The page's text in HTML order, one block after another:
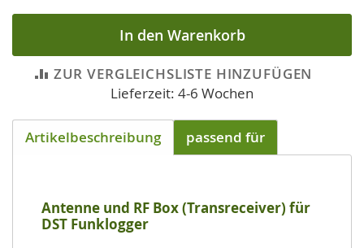
In den Warenkorb
ZUR VERGLEICHSLISTE HINZUFÜGEN
Lieferzeit: 4-6 Wochen
Artikelbeschreibung passend für
Antenne und RF Box (Transreceiver) für
DST Funklogger